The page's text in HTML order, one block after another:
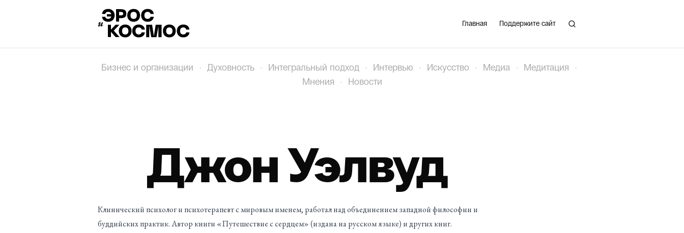
Главная Поддержите сайт
Бизнес и организации · Духовность · Интегральный подход · Интервью · Искусство · Медиа · Медитация
·
Мнения
· Новости
Джон Уэлвуд
Клинический психолог и психотерапевт с мировым именем, работал над объединением западной философии и
буддийских практик. Автор книги «Путешествие с сердцем» (издана на русском языке) и других книг.